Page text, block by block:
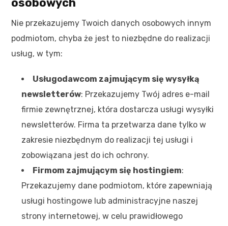
osobowych
Nie przekazujemy Twoich danych osobowych innym
podmiotom, chyba że jest to niezbędne do realizacji
usług, w tym:
Usługodawcom zajmującym się wysyłką
newsletterów: Przekazujemy Twój adres e-mail
firmie zewnętrznej, która dostarcza usługi wysyłki
newsletterów. Firma ta przetwarza dane tylko w
zakresie niezbędnym do realizacji tej usługi i
zobowiązana jest do ich ochrony.
Firmom zajmującym się hostingiem:
Przekazujemy dane podmiotom, które zapewniają
usługi hostingowe lub administracyjne naszej
strony internetowej, w celu prawidłowego